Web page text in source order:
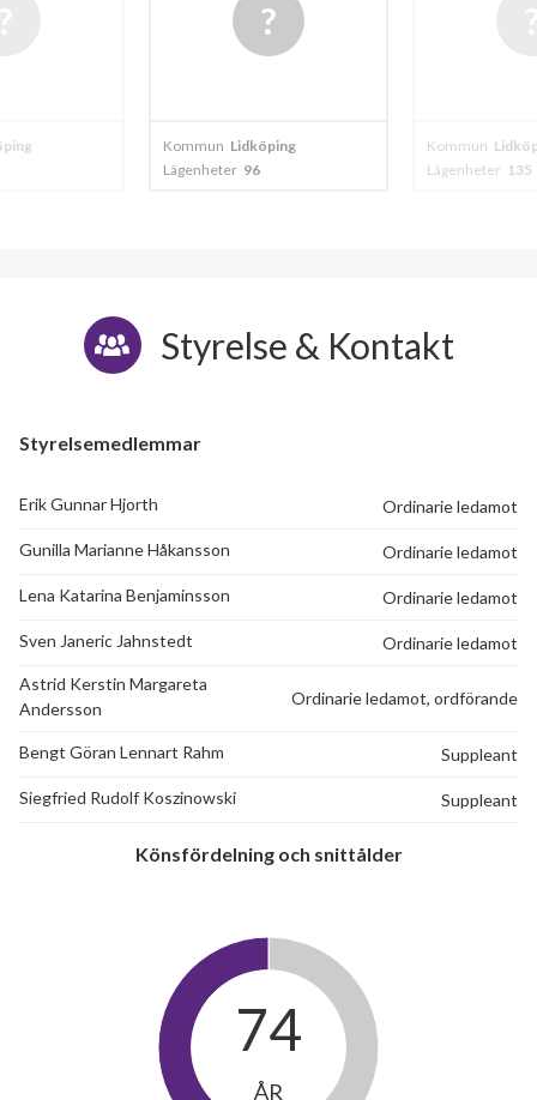
Kommun Lidköping
Lägenheter 96
Kommun
Lägenheter 135
Styrelse & Kontakt
Styrelsemedlemmar
Erik Gunnar Hjorth Ordinarie ledamot
Gunilla Marianne Håkansson Ordinarie ledamot
Lena Katarina Benjaminsson Ordinarie ledamot
Sven Janeric Jahnstedt
Ordinarie ledamot
Astrid Kerstin Margareta
Andersson
Ordinarie ledamot, ordförande
Bengt Göran Lennart Rahm Suppleant
Siegfried Rudolf Koszinowski Suppleant
Könsfördelning och snittålder
74
ÅR